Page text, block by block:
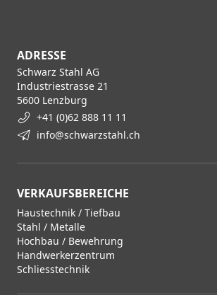
ADRESSE
Schwarz Stahl AG
Industriestrasse 21
5600 Lenzburg
+41 (0)62 888 11 11
info@schwarzstahl.ch
VERKAUFSBEREICHE
Haustechnik / Tiefbau
Stahl / Metalle
Hochbau / Bewehrung
Handwerkerzentrum
Schliesstechnik